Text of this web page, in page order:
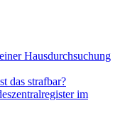
Hausdurchsuchung
das strafbar?
im